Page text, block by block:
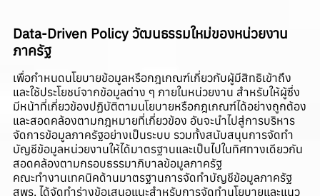
Data-Driven Policy วัฒนธรรมใหม่ของหน่วยงาน
ภาครัฐ
เพื่อกำหนดนโยบายข้อมูลหรือกฎเกณฑ์เกี่ยวกับผู้มีสิทธิเข้าถึง
และใช้ประโยชน์จากข้อมูลต่าง ๆ ภายในหน่วยงาน สำหรับให้ผู้ซึ่ง
มีหน้าที่เกี่ยวข้องปฏิบัติตามนโยบายหรือกฎเกณฑ์ได้อย่างถูกต้อง
และสอดคล้องตามกฎหมายที่เกี่ยวข้อง อันจะนำไปสู่การบริหาร
จัดการข้อมูลภาครัฐอย่างเป็นระบบ รวมทั้งสนับสนุนการจัดทำ
บัญชีข้อมูลหน่วยงานให้ได้มาตรฐานและเป็นไปในทิศทางเดียวกัน
สอดคล้องตามกรอบธรรมาภิบาลข้อมูลภาครัฐ
คณะทำงานเทคนิคด้านมาตรฐานการจัดทำบัญชีข้อมูลภาครัฐ
สพร. ได้จัดทำร่างข้อเสนอแนะสำหรับการจัดทำนโยบายและแนว